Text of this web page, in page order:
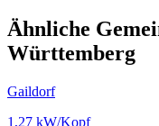
Ähnliche
Württemberg
Gaildorf
1,27 kW/Kopf